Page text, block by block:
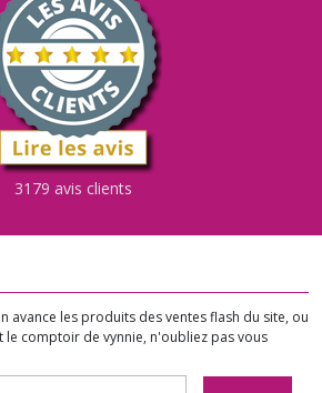
3179 avis clients
avance les produits des ventes flash du site, ou
le comptoir de vynnie, n'oubliez pas vous